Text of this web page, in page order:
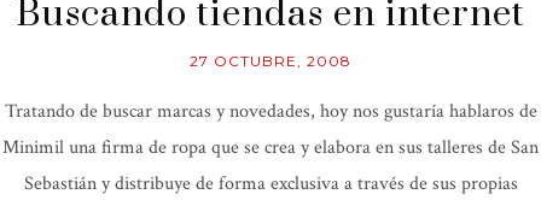
Buscando tiendas en internet
27 OCTUBRE, 2008
Tratando de buscar marcas y novedades, hoy nos gustaría hablaros de
Minimil una firma de ropa que se crea y elabora en sus talleres de San
Sebastián y distribuye de forma exclusiva a través de sus propias